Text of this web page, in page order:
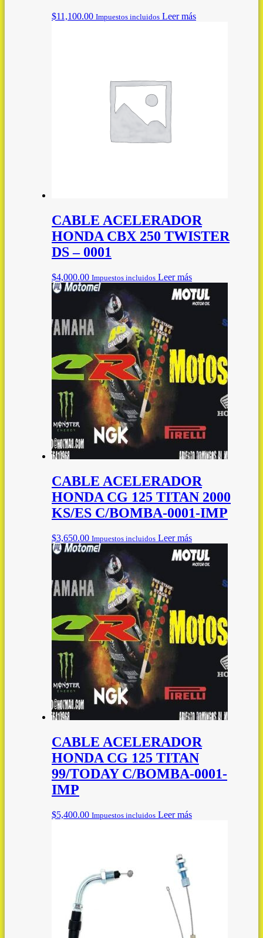
$11,100.00 Impuestos incluidos Leer más
CABLE ACELERADOR
HONDA CBX 250 TWISTER
DS – 0001
$4,000.00 Impuestos incluidos Leer más
CABLE ACELERADOR
HONDA CG 125 TITAN 2000
KS/ES C/BOMBA-0001-IMP
$3,650.00 Impuestos incluidos Leer más
CABLE ACELERADOR
HONDA CG 125 TITAN
99/TODAY C/BOMBA-0001-
IMP
$5,400.00 Impuestos incluidos Leer más